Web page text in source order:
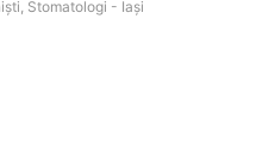
Stomatologi - Iaşi